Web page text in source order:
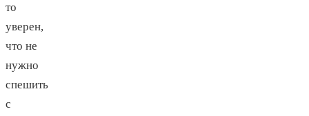
то
уверен,
что не
нужно
спешить
с